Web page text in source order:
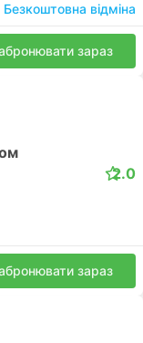
Безкоштовна відміна
зараз
2.0
зараз